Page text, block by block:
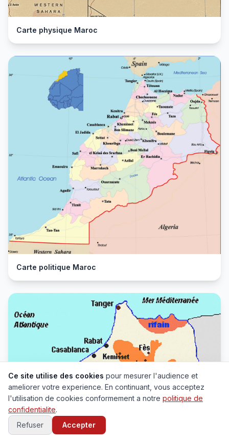
Carte physique Maroc
Carte politique Maroc
Ce site utilise des cookies pour mesurer l'audience et
ameliorer votre experience. En continuant, vous acceptez
l'utilisation de cookies conformement a notre politique de
confidentialite.
Refuser
Accepter